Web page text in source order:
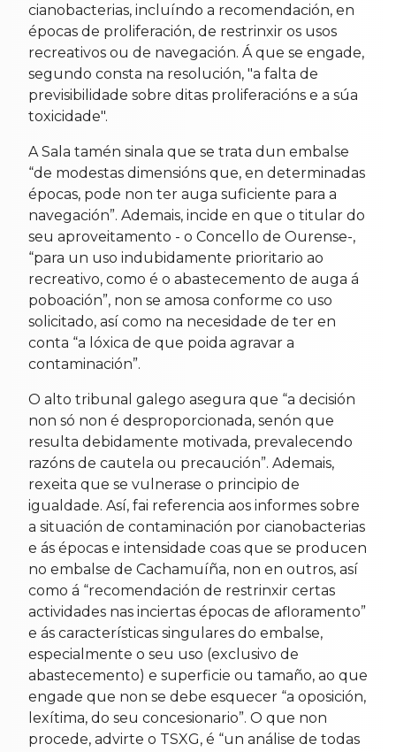
cianobacterias, incluíndo a recomendación, en
épocas de proliferación, de restrinxir os usos
recreativos ou de navegación. Á que se engade,
segundo consta na resolución, "a falta de
previsibilidade sobre ditas proliferacións e a súa
toxicidade".
A Sala tamén sinala que se trata dun embalse
“de modestas dimensións que, en determinadas
épocas, pode non ter auga suficiente para a
navegación”. Ademais, incide en que o titular do
seu aproveitamento - o Concello de Ourense-,
“para un uso indubidamente prioritario ao
recreativo, como é o abastecemento de auga á
poboación”, non se amosa conforme co uso
solicitado, así como na necesidade de ter en
conta “a lóxica de que poida agravar a
contaminación”.
O alto tribunal galego asegura que “a decisión
non só non é desproporcionada, senón que
resulta debidamente motivada, prevalecendo
razóns de cautela ou precaución”. Ademais,
rexeita que se vulnerase o principio de
igualdade. Así, fai referencia aos informes sobre
a situación de contaminación por cianobacterias
e ás épocas e intensidade coas que se producen
no embalse de Cachamuíña, non en outros, así
como á “recomendación de restrinxir certas
actividades nas inciertas épocas de afloramento”
e ás características singulares do embalse,
especialmente o seu uso (exclusivo de
abastecemento) e superficie ou tamaño, ao que
engade que non se debe esquecer “a oposición,
lexítima, do seu concesionario”. O que non
procede, advirte o TSXG, é “un análise de todas